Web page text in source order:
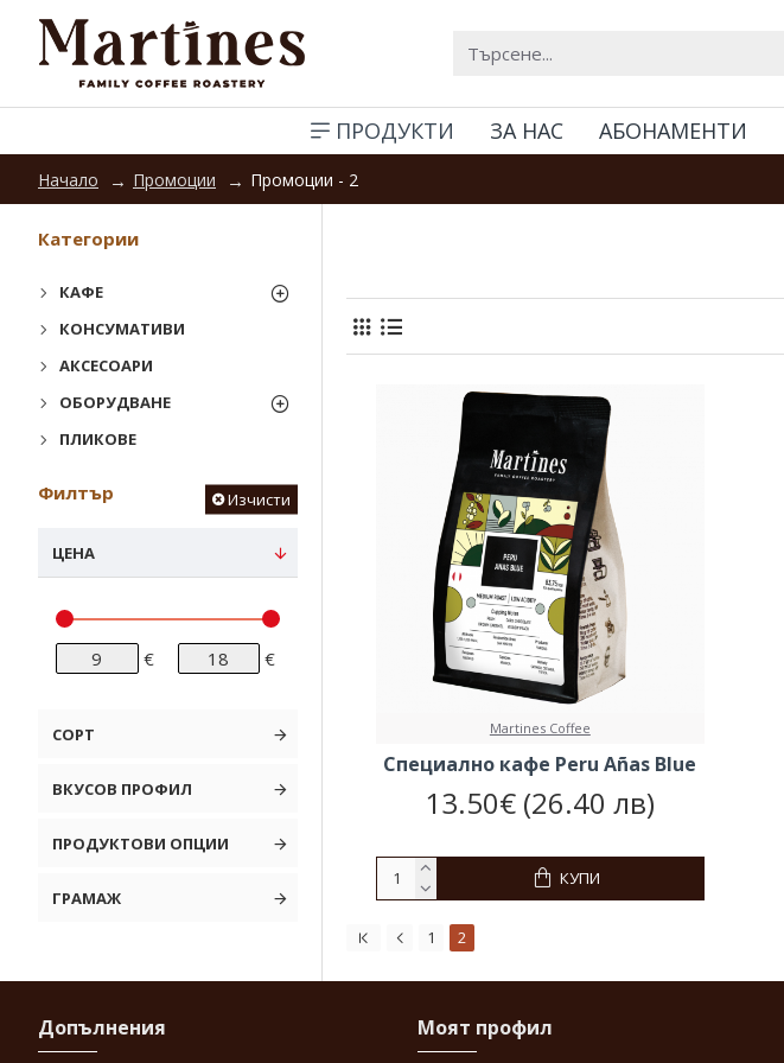
ПРОДУКТИ ЗА НАС АБОНАМЕНТИ
Начало Промоции Промоции - 2
Категории
КАФЕ
КОНСУМАТИВИ
АКСЕСОАРИ
ОБОРУДВАНЕ
ПЛИКОВЕ
Филтър Изчисти
ЦЕНА
€ €
СОРТ
ВКУСОВ ПРОФИЛ
ПРОДУКТОВИ ОПЦИИ
ГРАМАЖ
Martines Coffee
Специално кафе Peru Añas Blue
13.50€ (26.40 лв)
КУПИ
1 2
Допълнения Моят профил